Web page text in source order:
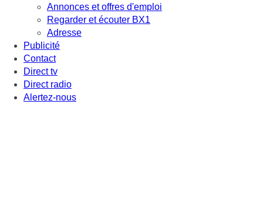
Annonces et offres d'emploi
Regarder et écouter BX1
Adresse
Publicité
Contact
Direct tv
Direct radio
Alertez-nous